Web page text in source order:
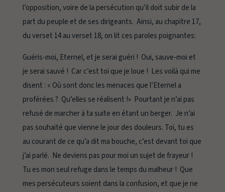
l’opposition, voire de la persécution qu’il doit subir de la
part du peuple et de ses dirigeants. Ainsi, au chapitre 17,
du verset 14 au verset 18, on lit ces paroles poignantes:
Guéris-moi, Eternel, et je serai guéri ! Oui, sauve-moi et
je serai sauvé ! Car c’est toi que je loue ! Les voilà qui me
disent : « Où sont donc les menaces que l’Eternel a
proférées ? Qu’elles se réalisent !» Pourtant je n’ai pas
refusé de marcher à ta suite en étant un berger. Je n’ai
pas souhaité que vienne le jour des douleurs. Toi, tu es
au courant de ce qu’a dit ma bouche, c’est devant toi que
j’ai parlé. Ne deviens pas pour moi un sujet de frayeur !
Tu es mon seul refuge dans le temps du malheur ! Que
mes persécuteurs soient dans la confusion, et que je ne